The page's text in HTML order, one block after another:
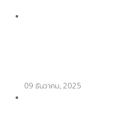
09 ธันวาคม, 2025